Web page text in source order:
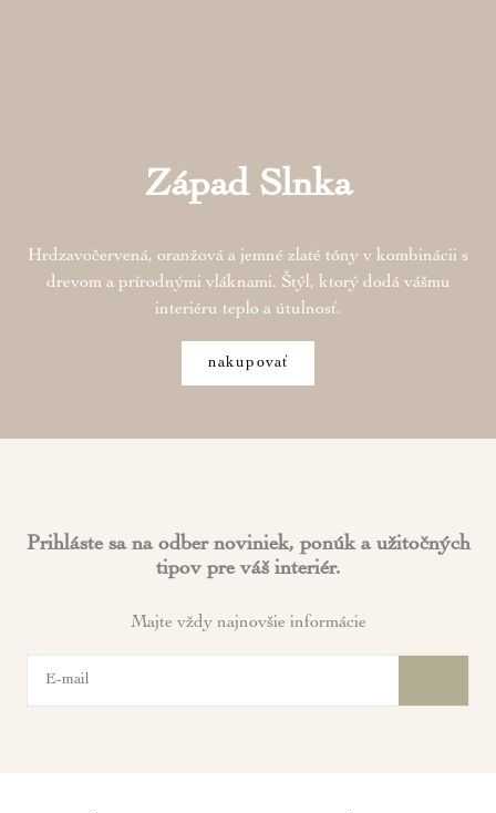
Západ Slnka
Hrdzavočervená, oranžová a jemné zlaté tóny v kombinácii s
drevom a prírodnými vláknami. Štýl, ktorý dodá vášmu
interiéru teplo a útulnosť.
nakupovať
Prihláste sa na odber noviniek, ponúk a užitočných
tipov pre váš interiér.
Majte vždy najnovšie informácie